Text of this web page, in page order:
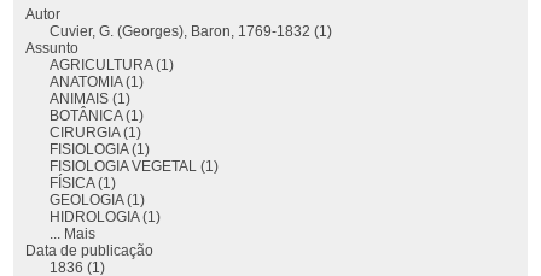
Autor
Cuvier, G. (Georges), Baron, 1769-1832 (1)
Assunto
AGRICULTURA (1)
ANATOMIA (1)
ANIMAIS (1)
BOTÂNICA (1)
CIRURGIA (1)
FISIOLOGIA (1)
FISIOLOGIA VEGETAL (1)
FÍSICA (1)
GEOLOGIA (1)
HIDROLOGIA (1)
... Mais
Data de publicação
1836 (1)